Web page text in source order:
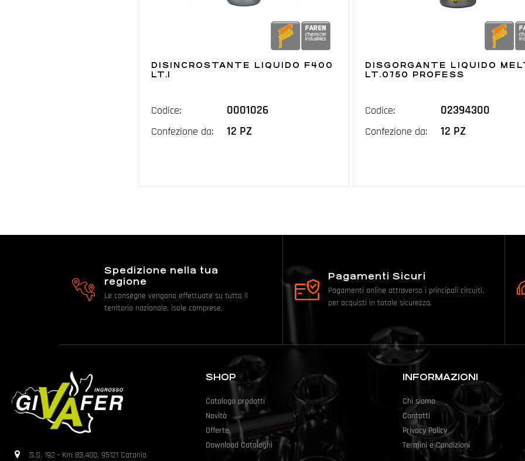
DISINCROSTANTE LIQUIDO F400
LT.1
Codice: 0001026
Confezione da: 12 PZ
DISGORGANTE LIQUIDO
LT.0750 PROFESS
Codice: 02394300
Confezione da: 12 PZ
Spedizione nella tua
regione
Le consegne vengono effettuate su tutto il
territorio nazionale, isole comprese.
Pagamenti Sicuri
Pagamenti online attraverso i principali circuiti,
per acquisti in totale sicurezza.
S.S. 192 - Km 83,400, 95121 Catania
SHOP
Catalogo prodotti
Novità
Offerte
Download Cataloghi
INFORMAZIONI
Chi siamo
Contatti
Privacy Policy
Termini e Condizioni